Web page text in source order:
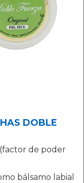
DOBLE
de poder
bálsamo labial